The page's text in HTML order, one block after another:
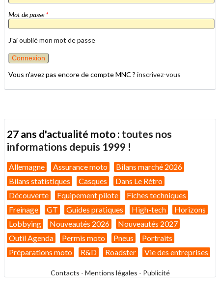
Mot de passe*
J'ai oublié mon mot de passe
Vous n'avez pas encore de compte MNC ? inscrivez-vous
27 ans d'actualité moto : toutes nos
informations depuis 1999 !
Allemagne Assurance moto
Bilans marché 2026
Bilans statistiques
Casques
Dans Le Rétro
Découverte
Equipement pilote
Fiches techniques
Freinage
GT Guides pratiques High-tech
Horizons
Lobbying
Nouveautés 2026
Nouveautés 2027
Outil Agenda
Permis moto Pneus
Portraits
Préparations moto
R&D Roadster Vie des entreprises
Contacts - Mentions légales - Publicité